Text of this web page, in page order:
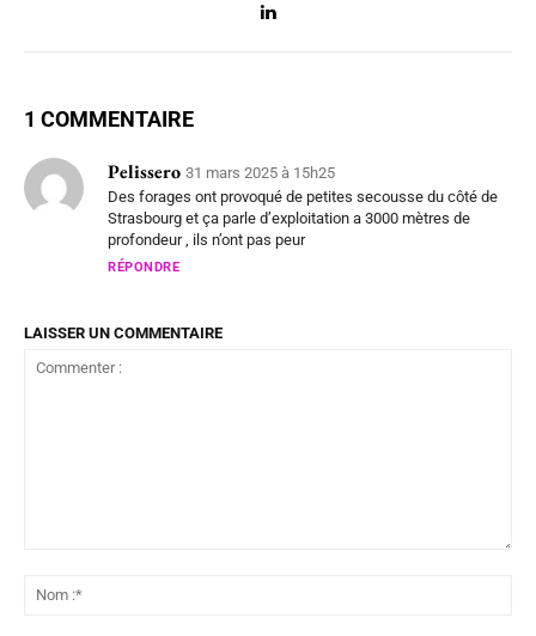
1 COMMENTAIRE
Pelissero 31 mars 2025 à 15h25
Des forages ont provoqué de petites secousse du côté de
Strasbourg et ça parle d’exploitation a 3000 mètres de
profondeur , ils n’ont pas peur
RÉPONDRE
LAISSER UN COMMENTAIRE